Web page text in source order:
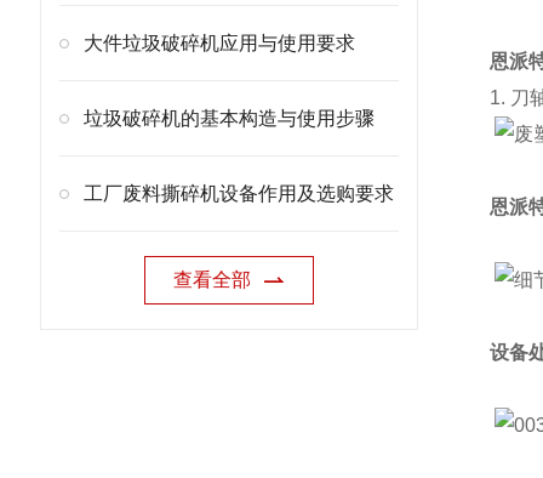
大件垃圾破碎机应用与使用要求
垃圾破碎机的基本构造与使用步骤
工厂废料撕碎机设备作用及选购要求
查看全部
恩派
1. 刀
恩派
设备